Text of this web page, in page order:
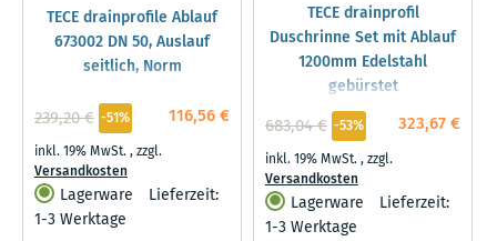
TECE drainprofile Ablauf
673002 DN 50, Auslauf
seitlich, Norm
116,56 €
239,20 € -51%
inkl. 19% MwSt.,zzgl.
Versandkosten
Lagerware
Lieferzeit:
1-3 Werktage
TECE drainprofil
Duschrinne Set mit Ablauf
1200mm Edelstahl
gebürstet
323,67 €
683,04 € -53%
inkl. 19% MwSt.,zzgl.
Versandkosten
Lagerware
Lieferzeit:
1-3 Werktage